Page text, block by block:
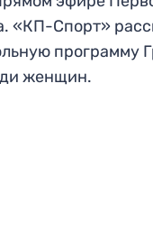
«КП-Спорт»
программу
женщин.